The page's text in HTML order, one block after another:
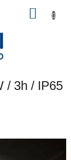
/ 3h / IP65